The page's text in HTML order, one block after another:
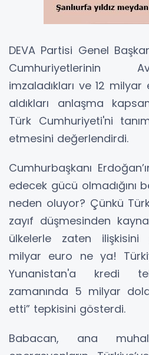
DEVA Partisi Genel
Cumhuriyetlerinin
imzaladıkları ve 12 milyar
aldıkları anlaşma
Türk Cumhuriyeti'ni
etmesini değerlendirdi.
Cumhurbaşkanı
edecek gücü olmadığını
neden oluyor? Çünkü
zayıf düşmesinden
ülkelerle zaten
milyar euro ne ya!
Yunanistan'a kredi
zamanında 5 milyar
etti” tepkisini gösterdi.
Babacan, ana